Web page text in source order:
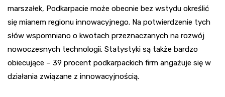
marszałek, Podkarpacie może obecnie bez wstydu określić
się mianem regionu innowacyjnego. Na potwierdzenie tych
słów wspomniano o kwotach przeznaczanych na rozwój
nowoczesnych technologii. Statystyki są także bardzo
obiecujące – 39 procent podkarpackich firm angażuje się w
działania związane z innowacyjnością.